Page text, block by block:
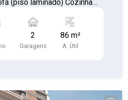
(piso laminado) Cozinha
02 banheiros c/box de
Área de serviço c/máquina
02 Vagas de
escolas, FIEB, fácil acesso
2
Garagens
86 m²
A. Útil